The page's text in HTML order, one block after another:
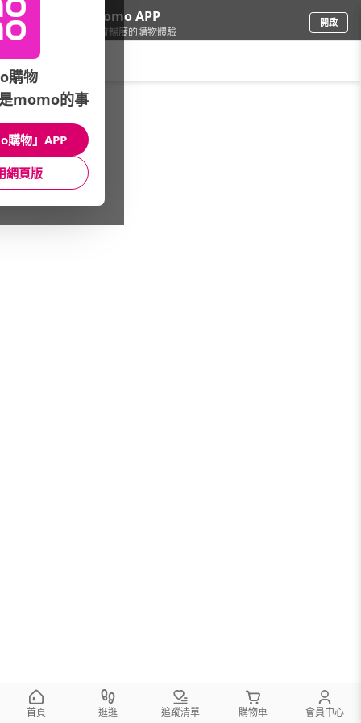
下載momo APP
給你3倍流暢度的購物體驗
開啟
彩妝保養/遮瑕
本館精選商品
館長推薦 月銷量
首頁 逛逛 追蹤清單 購物車 會員中心
購物
momo的事
購物」APP
網頁版